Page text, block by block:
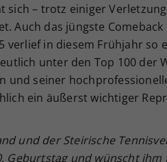
sich – trotz einiger
Auch das jüngste
verlief in diesem Frühjahr so
unter den Top 100 der
seiner
ein äußerst wichtiger
und der Steirische
Geburtstag und wünscht